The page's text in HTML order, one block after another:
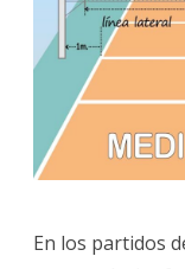
En los partidos